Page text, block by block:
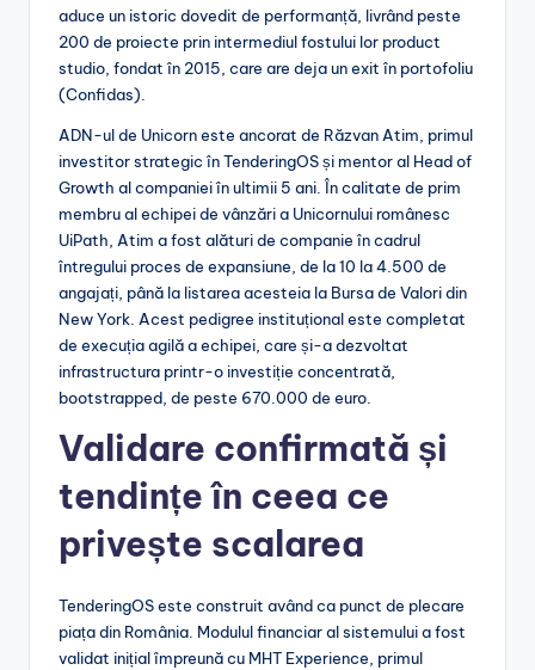
aduce un istoric dovedit de performanță, livrând peste
200 de proiecte prin intermediul fostului lor product
studio, fondat în 2015, care are deja un exit în portofoliu
(Confidas).
ADN-ul de Unicorn este ancorat de Răzvan Atim, primul
investitor strategic în TenderingOS și mentor al Head of
Growth al companiei în ultimii 5 ani. În calitate de prim
membru al echipei de vânzări a Unicornului românesc
UiPath, Atim a fost alături de companie în cadrul
întregului proces de expansiune, de la 10 la 4.500 de
angajați, până la listarea acesteia la Bursa de Valori din
New York. Acest pedigree instituțional este completat
de execuția agilă a echipei, care și-a dezvoltat
infrastructura printr-o investiție concentrată,
bootstrapped, de peste 670.000 de euro.
Validare confirmată și
tendințe în ceea ce
privește scalarea
TenderingOS este construit având ca punct de plecare
piața din România. Modulul financiar al sistemului a fost
validat inițial împreună cu MHT Experience, primul